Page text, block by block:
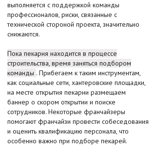
выполняется с поддержкой команды
профессионалов, риски, связанные с
технической стороной проекта, значительно
снижаются.
Пока пекарня находится в процессе
строительства, время заняться подбором
команды . Прибегаем к таким инструментам,
как социальные сети, хантеровские площадки,
на месте открытия пекарни размещаем
баннер о скором открытии и поиске
сотрудников. Некоторые франчайзеры
помогают франчайзи провести собеседования
и оценить квалификацию персонала, что
особенно важно при подборе пекарей.